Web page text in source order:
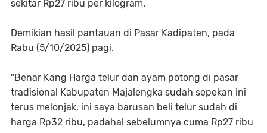
sekitar Rp27 ribu per kilogram.
Demikian hasil pantauan di Pasar Kadipaten, pada
Rabu (5/10/2025) pagi.
"Benar Kang Harga telur dan ayam potong di pasar
tradisional Kabupaten Majalengka sudah sepekan ini
terus melonjak, ini saya barusan beli telur sudah di
harga Rp32 ribu, padahal sebelumnya cuma Rp27 ribu